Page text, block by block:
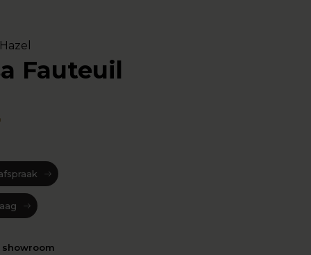
Fauteuil